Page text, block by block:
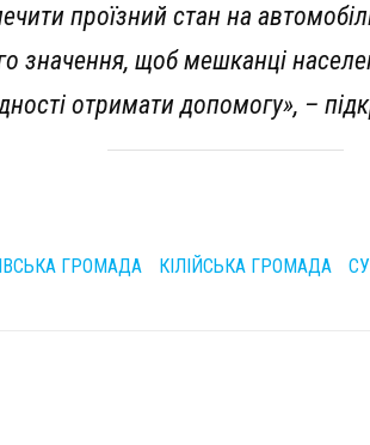
проїзний стан на
значення, щоб мешканці
отримати допомогу», –
ГРОМАДА КІЛІЙСЬКА ГРОМАДА